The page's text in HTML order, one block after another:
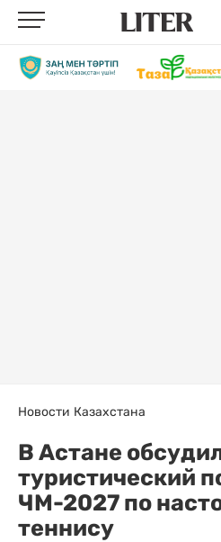
Новости Казахстана
В Астане
туристический
ЧМ-2027 по
теннису